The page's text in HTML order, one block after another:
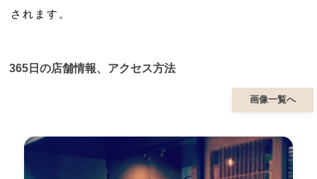
されます。
365日の店舗情報、アクセス方法
画像一覧へ